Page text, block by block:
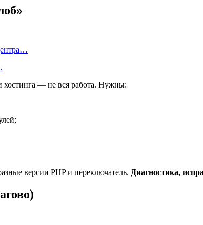
хостинга — не вся работа. Нужны:
версии PHP и переключатель. Диагностика,